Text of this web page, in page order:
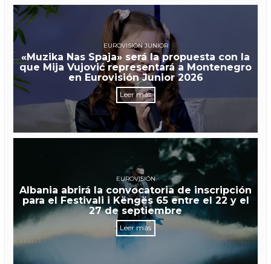
EUROVISIÓN JUNIOR
«Muzika Nas Spaja» será la propuesta con la
que Mija Vujović representará a Montenegro
en Eurovisión Junior 2026
Leer más
EUROVISIÓN
Albania abrirá la convocatoria de inscripción
para el Festivali i Këngës 65 entre el 22 y el
27 de septiembre
Leer más